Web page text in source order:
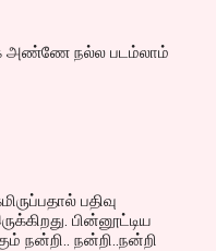
அண்ணே நல்ல படம்லாம்
பதிவு
பின்னூட்டிய
நன்றி.. நன்றி..நன்றி